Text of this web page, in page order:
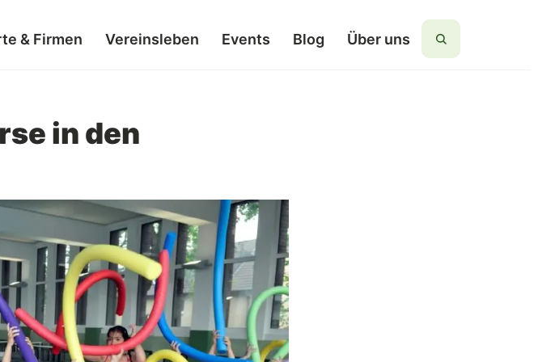
& Firmen Vereinsleben Events Blog Über uns
in den